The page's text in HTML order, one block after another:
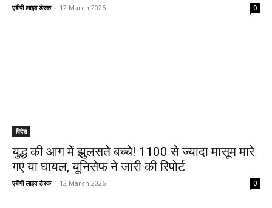
एबीपी लाइव डेस्क - 12 March 2026 0
विदेश
युद्ध की आग में झुलसते बच्चे! 1100 से ज्यादा मासूम मारे
गए या घायल, यूनिसेफ ने जारी की रिपोर्ट
एबीपी लाइव डेस्क - 12 March 2026 0